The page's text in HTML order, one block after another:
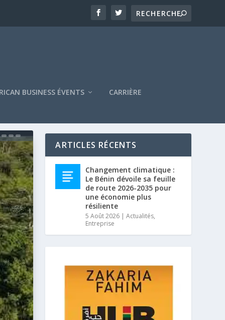
BUSINESS ÉVENTS CARRIÈRE
ARTICLES RÉCENTS
Changement climatique :
Le Bénin dévoile sa feuille
de route 2026-2035 pour
une économie plus
résiliente
5 Août 2026 |Actualités,
Entreprise